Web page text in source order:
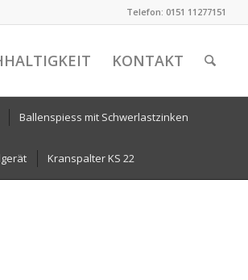
Telefon: 0151 11277151
KONTAKT
Ballenspiess mit Schwerlastzinken
Kranspalter KS 22